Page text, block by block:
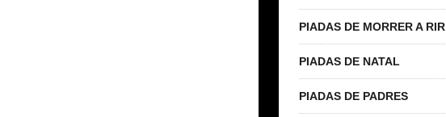
PIADAS DE MORRER A RIR
PIADAS DE NATAL
PIADAS DE PADRES